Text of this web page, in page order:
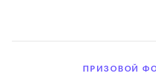
ПРИЗОВОЙ